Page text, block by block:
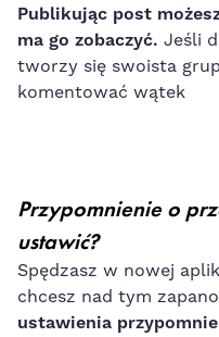
Publikując post
ma go zobaczyć. Jeśli
tworzy się swoista
komentować wątek
Przypomnienie o
ustawić?
Spędzasz w nowej
chcesz nad tym
ustawienia